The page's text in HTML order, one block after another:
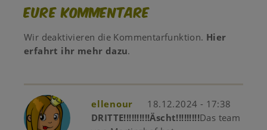
Eure Kommentare
Wir deaktivieren die Kommentarfunktion. Hier
erfahrt ihr mehr dazu.
ellenour
18.12.2024 - 17:38
DRITTE!!!!!!!!!!Äscht!!!!!!!!!Das team